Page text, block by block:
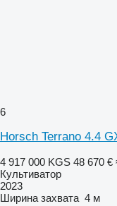
6
Horsch Terrano 4.4
4 917 000 KGS 48 670 €
Культиватор
2023
Ширина захвата 4 м